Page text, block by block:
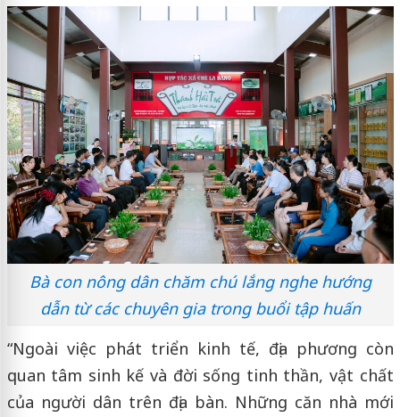
Bà con nông dân chăm chú lắng nghe hướng
dẫn từ các chuyên gia trong buổi tập huấn
“Ngoài việc phát triển kinh tế, địa phương còn
quan tâm sinh kế và đời sống tinh thần, vật chất
của người dân trên địa bàn. Những căn nhà mới